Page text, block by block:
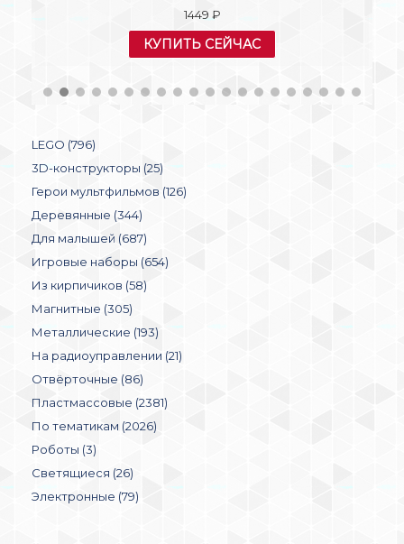
1449 ₽
КУПИТЬ СЕЙЧАС
LEGO (796)
3D-конструкторы (25)
Герои мультфильмов (126)
Деревянные (344)
Для малышей (687)
Игровые наборы (654)
Из кирпичиков (58)
Магнитные (305)
Металлические (193)
На радиоуправлении (21)
Отвёрточные (86)
Пластмассовые (2381)
По тематикам (2026)
Роботы (3)
Светящиеся (26)
Электронные (79)